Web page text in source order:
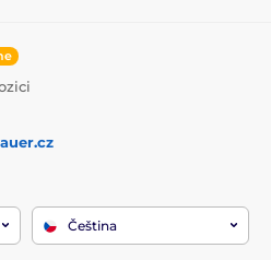
Čeština